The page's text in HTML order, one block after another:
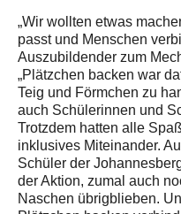
„Wir wollten etwas
passt und Menschen
Auszubildender zum
„Plätzchen backen war
Teig und Förmchen zu
auch Schülerinnen und
Trotzdem hatten alle
inklusives Miteinander.
Schüler der
der Aktion, zumal auch
Naschen übrigblieben.